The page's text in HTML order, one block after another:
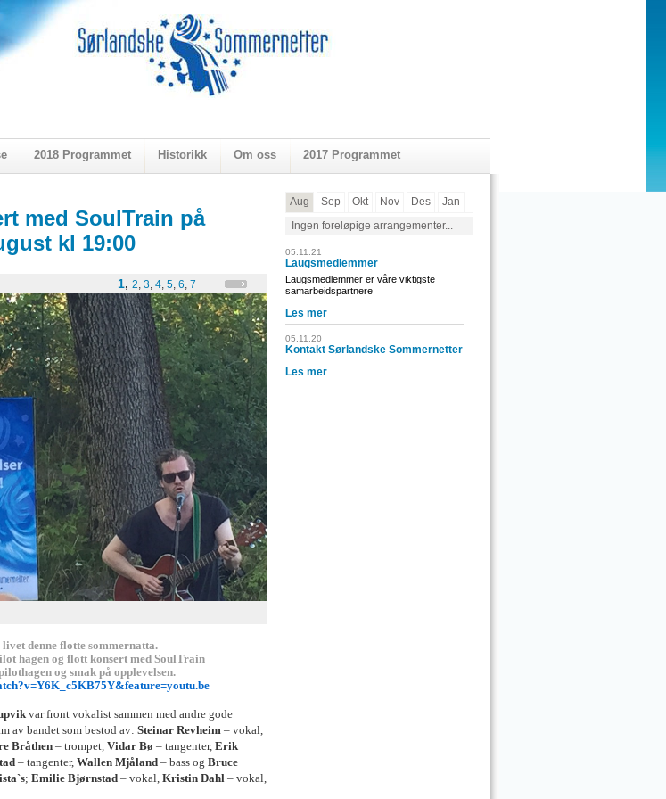
2018 Programmet Historikk Om oss 2017 Programmet
med SoulTrain på
kl 19:00
1, 2, 3, 4, 5, 6, 7
denne flotte sommernatta.
hagen og flott konsert med SoulTrain
og smak på opplevelsen.
var front vokalist sammen med andre gode
av bandet som bestod av: Steinar Revheim – vokal,
Bråthen– trompet, Vidar Bø – tangenter, Erik
– tangenter, Wallen Mjåland – bass og Bruce
; Emilie Bjørnstad – vokal, Kristin Dahl – vokal,
Aug Sep Okt Nov Des
Jan
Ingen foreløpige arrangementer...
05.11.21
Laugsmedlemmer
Laugsmedlemmer er våre viktigste
samarbeidspartnere
Les mer
05.11.20
Kontakt Sørlandske Sommernetter
Les mer